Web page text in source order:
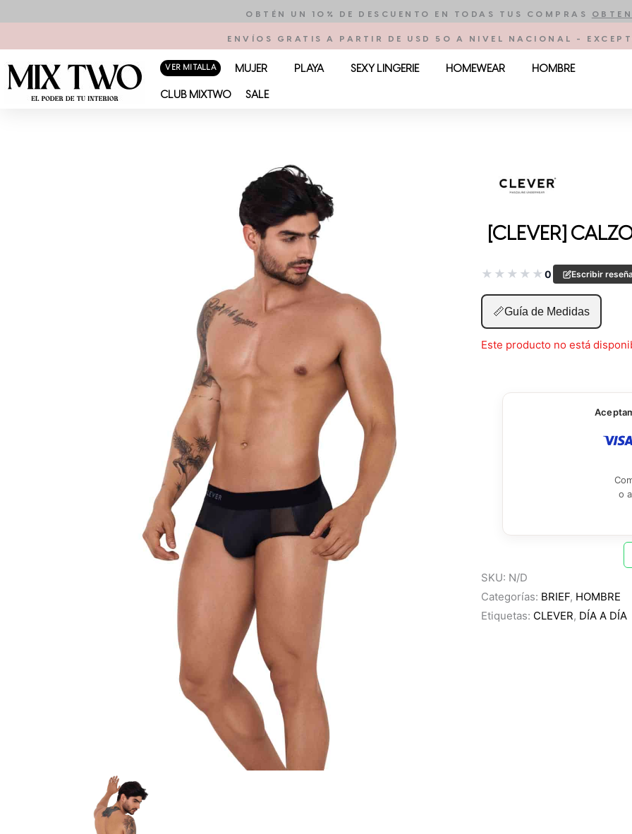
contenido
OBTÉN UN 10% DE DESCUENTO EN TODAS TUS COMPRAS
ENVÍOS GRATIS A PARTIR DE USD 50 A NIVEL NACIONAL -
VER MI TALLA MUJER PLAYA SEXY LINGERIE HOMEWEAR HOMBRE
CLUB MIXTWO SALE
[CLEVER]
★ ★ ★ ★ ★0 Escribir
📏Guía de Medidas
Este producto no está
o a
SKU: N/D
Categorías: BRIEF, HOMBRE
Etiquetas: CLEVER, DÍA A DÍA